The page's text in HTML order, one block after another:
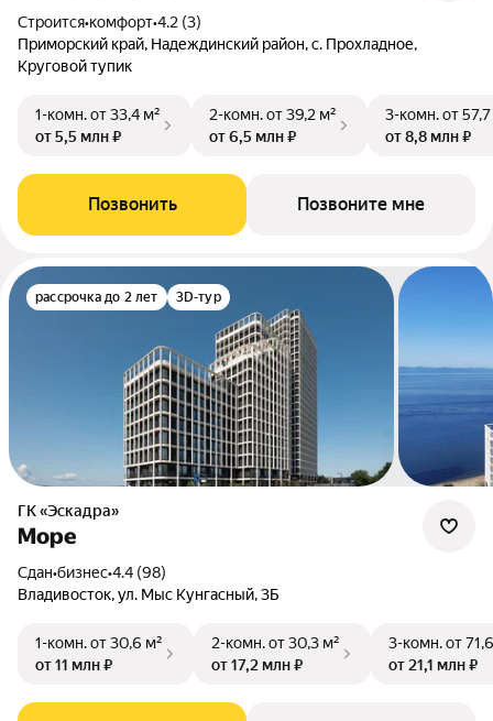
Строится•комфорт•4.2 (3)
Приморский край, Надеждинский район, с. Прохладное,
Круговой тупик
1-комн.от 33,4 м²
от 5,5 млн ₽
2-комн.от 39,2 м²
от 6,5 млн ₽
3-комн.от
от 8,8 млн ₽
Позвонить Позвоните мне
рассрочка до 2 лет 3D-тур
ГК «Эскадра»
Море
Сдан•бизнес•4.4 (98)
Владивосток, ул. Мыс Кунгасный, 3Б
1-комн.от 30,6 м²
от 11 млн ₽
2-комн.от 30,3 м²
от 17,2 млн ₽
3-комн.от
от 21,1 млн ₽